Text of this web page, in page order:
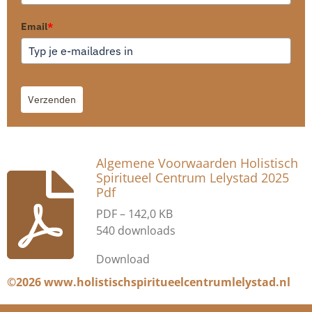
Email*
Verzenden
Algemene Voorwaarden Holistisch
Spiritueel Centrum Lelystad 2025
Pdf
PDF – 142,0 KB
540 downloads
Download
©2026 www.holistischspiritueelcentrumlelystad.nl